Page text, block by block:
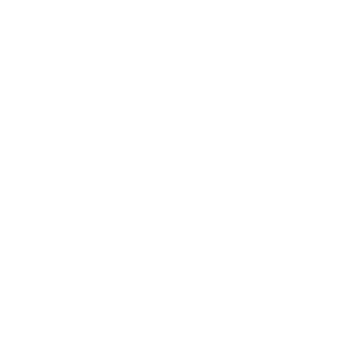
니다. 영아는 본 투어에 참여할 수 없습니다